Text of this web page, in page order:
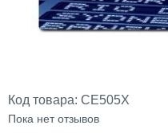
Код товара: CE505X
Пока нет отзывов